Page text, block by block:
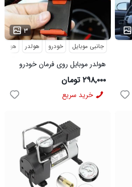
۳ ...
جانبی موبایل خودرو هولدر هولدر
هولدر موبایل روی فرمان خودرو
مدل 2587
۲۹۸,۰۰۰ تومان
خرید سریع